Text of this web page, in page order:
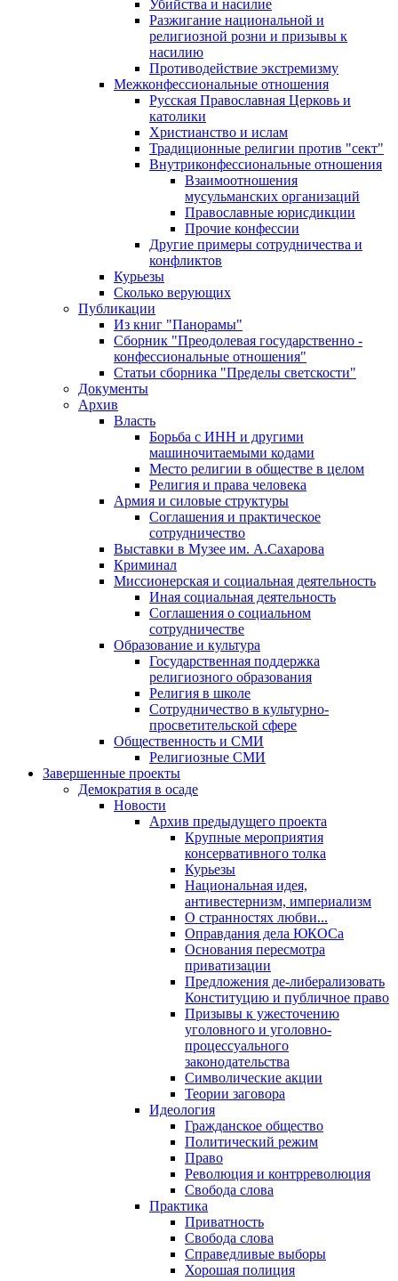
Убийства и насилие
Разжигание национальной и
религиозной розни и призывы к
насилию
Противодействие экстремизму
Межконфессиональные отношения
Русская Православная Церковь и
католики
Христианство и ислам
Традиционные религии против "сект"
Внутриконфессиональные отношения
Взаимоотношения
мусульманских организаций
Православные юрисдикции
Прочие конфессии
Другие примеры сотрудничества и
конфликтов
Курьезы
Сколько верующих
Публикации
Из книг "Панорамы"
Сборник "Преодолевая государственно -
конфессиональные отношения"
Статьи сборника "Пределы светскости"
Документы
Архив
Власть
Борьба с ИНН и другими
машиночитаемыми кодами
Место религии в обществе в целом
Религия и права человека
Армия и силовые структуры
Соглашения и практическое
сотрудничество
Выставки в Музее им. А.Сахарова
Криминал
Миссионерская и социальная деятельность
Иная социальная деятельность
Соглашения о социальном
сотрудничестве
Образование и культура
Государственная поддержка
религиозного образования
Религия в школе
Сотрудничество в культурно-
просветительской сфере
Общественность и СМИ
Религиозные СМИ
Завершенные проекты
Демократия в осаде
Новости
Архив предыдущего проекта
Крупные мероприятия
консервативного толка
Курьезы
Национальная идея,
антивестернизм, империализм
О странностях любви...
Оправдания дела ЮКОСа
Основания пересмотра
приватизации
Предложения де-либерализовать
Конституцию и публичное право
Призывы к ужесточению
уголовного и уголовно-
процессуального
законодательства
Символические акции
Теории заговора
Идеология
Гражданское общество
Политический режим
Право
Революция и контрреволюция
Свобода слова
Практика
Приватность
Свобода слова
Справедливые выборы
Хорошая полиция